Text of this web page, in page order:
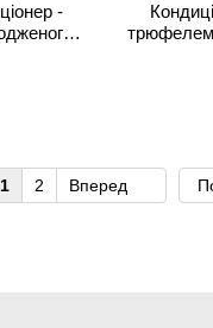
-
мл
трюфелем
1 2 Вперед